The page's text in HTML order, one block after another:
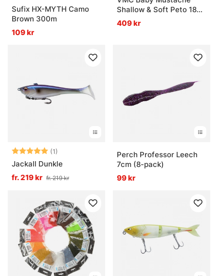
Sufix HX-MYTH Camo
Brown 300m
109 kr
Shallow & Soft Peto 18
cm Bundle
409 kr
Betyg: (1)
5.0 utav 5 stjärnor
Jackall Dunkle
fr. 219 kr fr. 219 kr
Perch Professor Leech
7cm (8-pack)
99 kr